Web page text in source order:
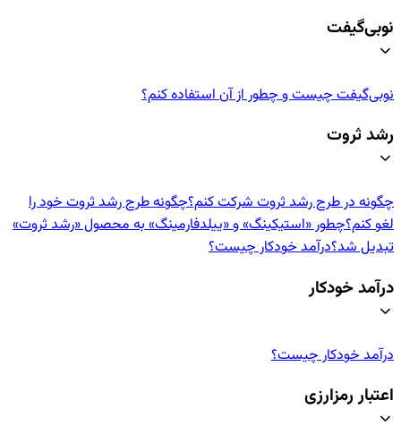
نوبی‌گیفت
نوبی‌گیفت چیست و چطور از آن استفاده کنم؟
رشد ثروت
چگونه در طرح رشد ثروت شرکت کنم؟چگونه طرح رشد ثروت خود را
لغو کنم؟چطور «استیکینگ» و «ییلدفارمینگ» به محصول «رشد ثروت»
تبدیل شد؟درآمد خودکار چیست؟
درآمد خودکار
درآمد خودکار چیست؟
اعتبار رمزارزی